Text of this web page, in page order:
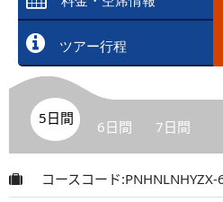
ツアー行程
5日間 6日間 7日間
コースコード:PNHNLNHYZX-